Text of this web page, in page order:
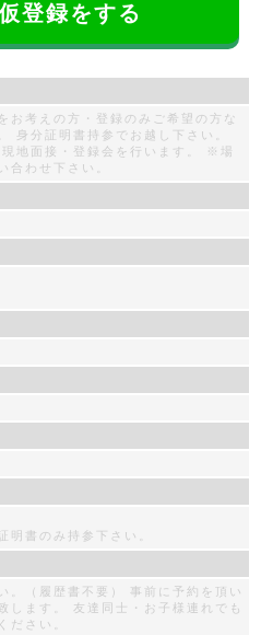
登録をする
お考えの方・登録のみご希望の方な
身分証明書持参でお越し下さい。
現地面接・登録会を行います。 ※場
合わせ下さい。
明書のみ持参下さい。
。（履歴書不要） 事前に予約を頂い
します。 友達同士・お子様連れでも
ださい。